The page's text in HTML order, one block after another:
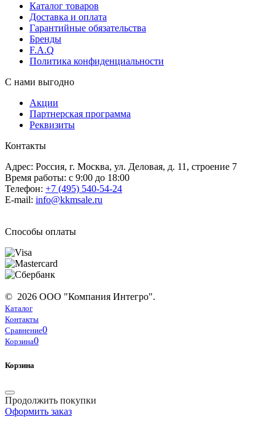
Каталог товаров
Доставка и оплата
Гарантийные обязательства
Бренды
F.A.Q
Политика конфиденциальности
С нами выгодно
Акции
Партнерская программа
Реквизиты
Контакты
Адрес: Россия, г. Москва, ул. Деловая, д. 11, строение 7
Время работы: с 9:00 до 18:00
Телефон: +7 (495) 540-54-24
E-mail: info@kkmsale.ru
Способы оплаты
© 2026 ООО "Компания Интегро".
Каталог
Контакты
Сравнение0
Корзина0
Корзина
Продолжить покупки
Оформить заказ